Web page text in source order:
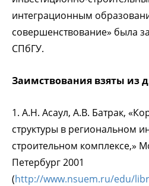
интеграционным
совершенствование» была
СПбГУ.
Заимствования взяты из
1. А.Н. Асаул, А.В. Батрак,
структуры в региональном
строительном комплексе,»
Петербург 2001
(http://www.nsuem.ru/edu/